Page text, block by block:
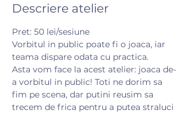
Descriere atelier
Pret: 50 lei/sesiune
Vorbitul in public poate fi o joaca, iar
teama dispare odata cu practica.
Asta vom face la acest atelier: joaca de-
a vorbitul in public! Toti ne dorim sa
fim pe scena, dar putini reusim sa
trecem de frica pentru a putea straluci